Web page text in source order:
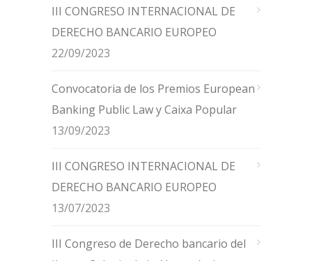
III CONGRESO INTERNACIONAL DE
DERECHO BANCARIO EUROPEO
22/09/2023
Convocatoria de los Premios European
Banking Public Law y Caixa Popular
13/09/2023
III CONGRESO INTERNACIONAL DE
DERECHO BANCARIO EUROPEO
13/07/2023
III Congreso de Derecho bancario del